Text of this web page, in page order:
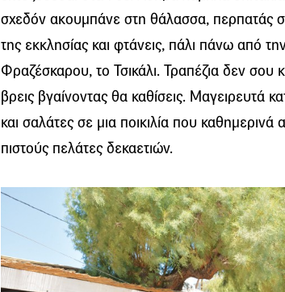
σχεδόν ακουμπάνε στη θάλασσα, περπατάς
της εκκλησίας και φτάνεις, πάλι πάνω από
Φραζέσκαρου, το Τσικάλι. Τραπέζια δεν σου
βρεις βγαίνοντας θα καθίσεις. Μαγειρευτά
και σαλάτες σε μια ποικιλία που
πιστούς πελάτες δεκαετιών.